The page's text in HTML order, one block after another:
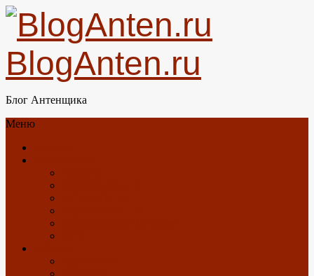
BlogAnten.ru
Блог Антенщика
Меню